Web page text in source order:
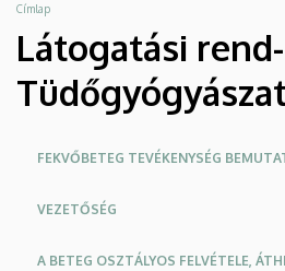
KLINIKAI
KÖZPONT
Morzsa
Címlap
Látogatási rend-
Oldalmenü
FEKVŐBETEG TEVÉKENYSÉG
VEZETŐSÉG
A BETEG OSZTÁLYOS FELVÉTELE,